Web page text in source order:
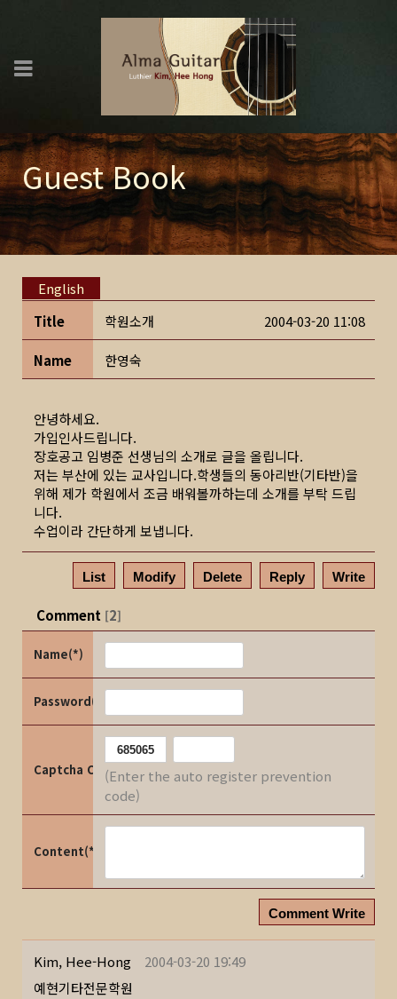
Guest Book
English
Title
학원소개 2004-03-20 11:08
Name 한영숙
안녕하세요.
가입인사드립니다.
장호공고 임병준 선생님의 소개로 글을 올립니다.
저는 부산에 있는 교사입니다.학생들의 동아리반(기타반)을
위해 제가 학원에서 조금 배워볼까하는데 소개를 부탁 드립
니다.
수업이라 간단하게 보냅니다.
List Modify Delete Reply Write
Comment [2]
Name(*)
Password(*)
Captcha Code(Enter the auto register prevention
code)
Content(*)
Comment Write
Kim, Hee-Hong
2004-03-20 19:49
예현기타전문학원